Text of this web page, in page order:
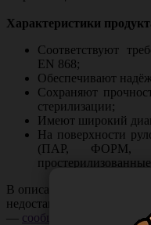
Характеристики
Соответствуют
EN 868;
Обеспечивают
Сохраняют
стерилизации;
Имеют широкий
На поверхности
(ПАР, ФОРМ,
В описании товара могут
недостающая
— сообщите нам